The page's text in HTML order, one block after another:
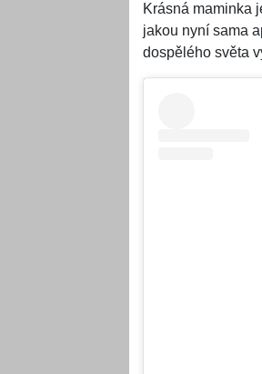
Krásná maminka
jakou nyní sama
dospělého světa